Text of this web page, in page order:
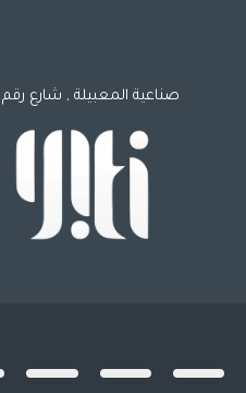
صناعية المعبيلة , شارع رقم 3